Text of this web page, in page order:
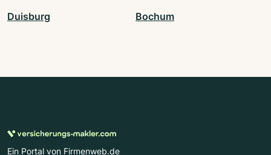
Duisburg Bochum
Ein Portal von Firmenweb.de